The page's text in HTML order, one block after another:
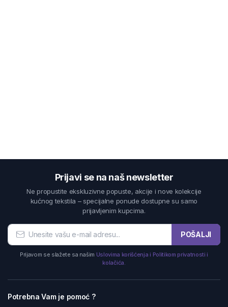
Prijavi se na naš newsletter
Ne propustite ekskluzivne popuste, akcije i nove kolekcije
kućnog tekstila – specijalne ponude dostupne su samo
prijavljenim kupcima.
POŠALJI
Prijavom se slažete sa našim Uslovima korišćenja i Politikom privatnosti i
kolačića.
Potrebna Vam je pomoć ?